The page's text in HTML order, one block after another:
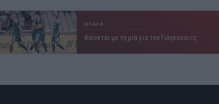
ΜΠΑΛΑ
Φαίνεται με τη μία για τον Γιάγκουσιτς